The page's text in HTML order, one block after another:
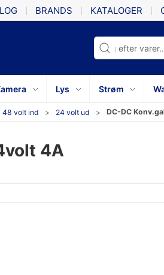
BRANDS KATALOGER
Lys Strøm
48 volt ind 24 volt ud DC-DC
4A